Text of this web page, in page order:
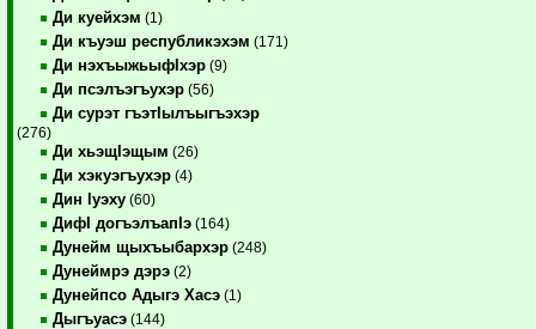
Ди куейхэм (1)
Ди къуэш республикэхэм (171)
Ди нэхъыжьыфIхэр (9)
Ди псэлъэгъухэр (56)
Ди сурэт гъэтIылъыгъэхэр
(276)
Ди хьэщIэщым (26)
Ди хэкуэгъухэр (4)
Дин Iуэху (60)
ДифI догъэлъапIэ (164)
Дунейм щыхъыбархэр (248)
Дунеймрэ дэрэ (2)
Дунейпсо Адыгэ Хасэ (1)
Дыгъуасэ (144)